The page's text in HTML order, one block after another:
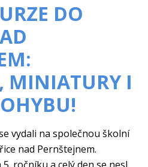
DO
MINIATURY I
vydali na společnou školní
nad Pernštejnem.